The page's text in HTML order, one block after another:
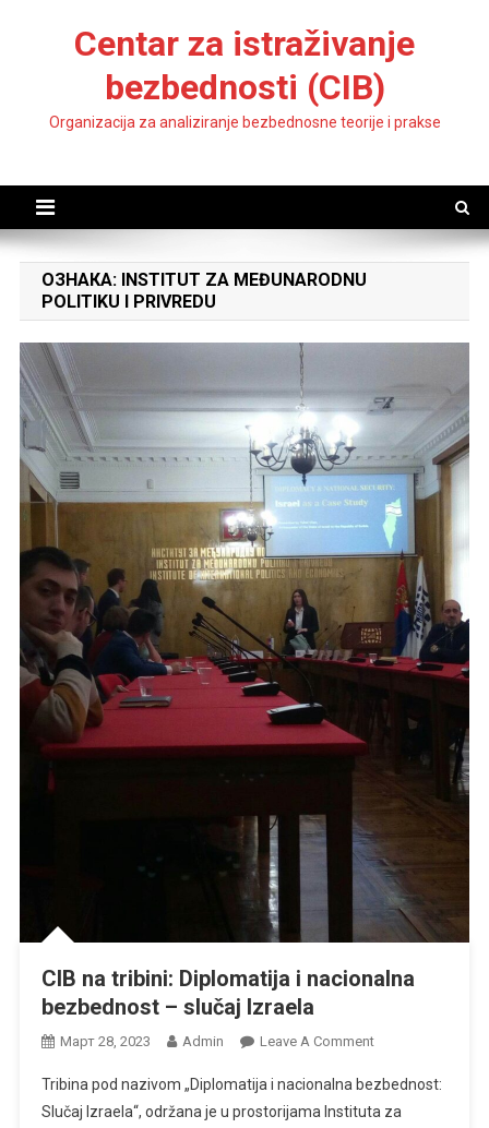
Centar za istraživanje
bezbednosti (CIB)
Organizacija za analiziranje bezbednosne teorije i prakse
ОЗНАКА: INSTITUT ZA MEĐUNARODNU
POLITIKU I PRIVREDU
CIB na tribini: Diplomatija i nacionalna
bezbednost – slučaj Izraela
Март 28, 2023 Admin Leave A CommentOn
Na
Tribini:
Tribina pod nazivom „Diplomatija i nacionalna bezbednost:
Slučaj Izraela“, održana je u prostorijama Instituta za